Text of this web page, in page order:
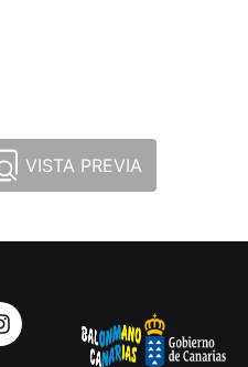
VISTA PREVIA